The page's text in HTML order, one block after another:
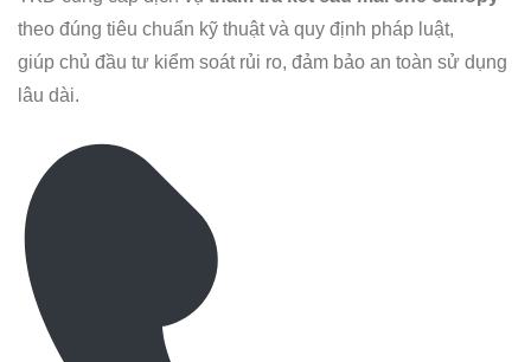
theo đúng tiêu chuẩn kỹ thuật và quy định pháp luật,
giúp chủ đầu tư kiểm soát rủi ro, đảm bảo an toàn sử dụng
lâu dài.